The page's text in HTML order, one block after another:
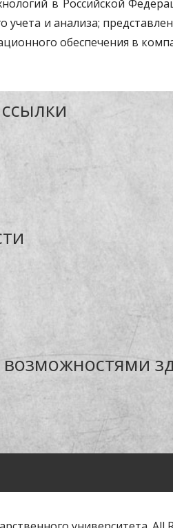
в Российской
и анализа;
обеспечения в